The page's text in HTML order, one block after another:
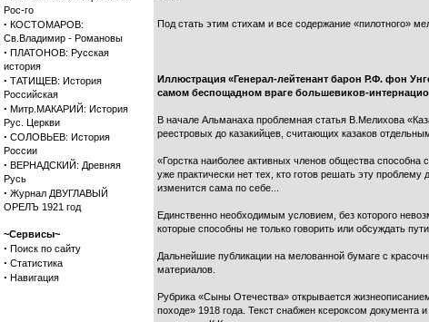
Рос-го
· КОСТОМАРОВ:
Св.Владимир - Романовы
· ПЛАТОНОВ: Русская
история
· ТАТИЩЕВ: История
Российская
· Митр.МАКАРИЙ: История
Рус. Церкви
· СОЛОВЬЕВ: История
России
· ВЕРНАДСКИЙ: Древняя
Русь
· Журнал ДВУГЛАВЫЙ
ОРЕЛЪ 1921 год
~Сервисы~
· Поиск по сайту
· Статистика
· Навигация
Под стать этим стихам и все содержание «пилотного»
Иллюстрация «Генерал-лейтенант барон Р.Ф. фон
самом беспощадном враге большевиков-
В начале Альманаха проблемная статья В.Мелихова
реестровых до казакийцев, считающих казаков
«Горстка наиболее активных членов общества
уже практически нет тех, кто готов решать эту
изменится сама по себе...
Единственно необходимым условием, без которого
которые способны не только говорить или обсуждать
Дальнейшие публикации на мелованной бумаге с
материалов.
Рубрика «Сыны Отечества» открывается
походе» 1918 года. Текст снабжен ксероксом